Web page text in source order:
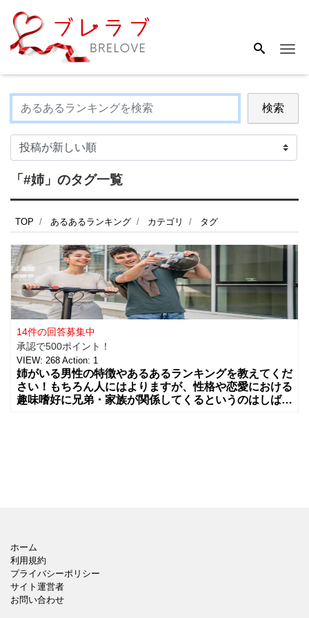
検索
「#姉」のタグ一覧
TOP あるあるランキング カテゴリ タグ
14件の回答募集中
承認で500ポイント！
VIEW: 268 Action: 1
姉がいる男性の特徴やあるあるランキングを教えてくだ
さい！もちろん人にはよりますが、性格や恋愛における
趣味嗜好に兄弟・家族が関係してくるというのはしばし
ホーム
利用規約
プライバシーポリシー
サイト運営者
お問い合わせ